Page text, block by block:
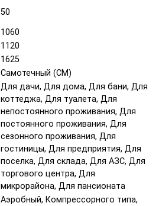
50
1060
1120
1625
Самотечный (СМ)
Для дачи, Для дома, Для бани, Для
коттеджа, Для туалета, Для
непостоянного проживания, Для
постоянного проживания, Для
сезонного проживания, Для
гостиницы, Для предприятия, Для
поселка, Для склада, Для АЗС, Для
торгового центра, Для
микрорайона, Для пансионата
Аэробный, Компрессорного типа,